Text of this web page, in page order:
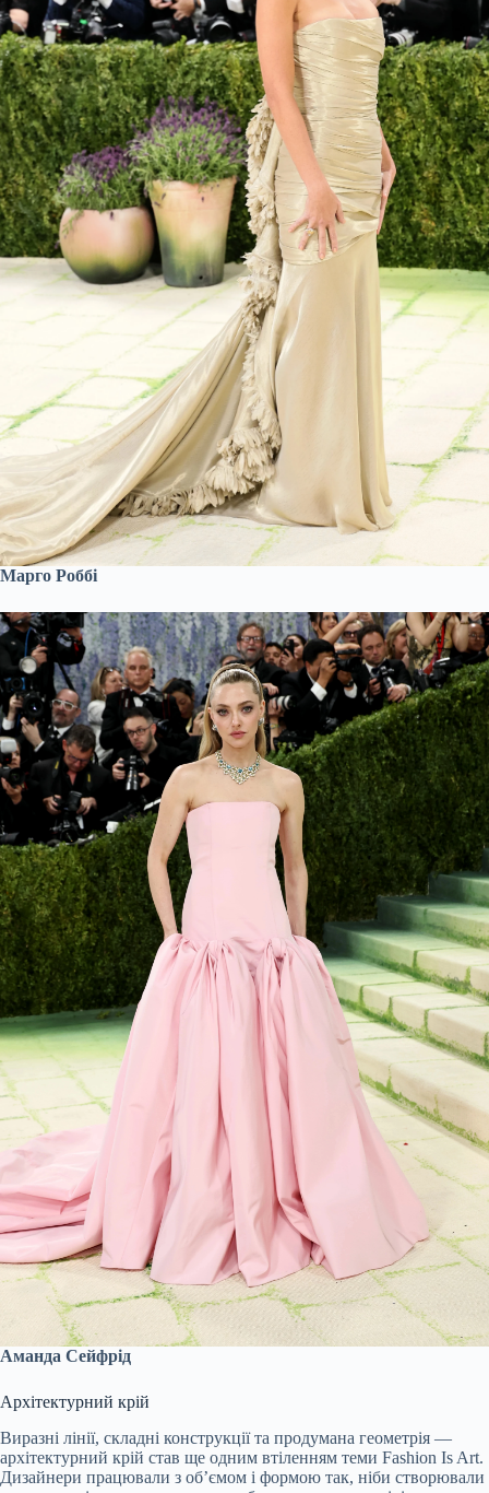
Марго Роббі
Аманда Сейфрід
Архітектурний крій
Виразні лінії, складні конструкції та продумана геометрія —
архітектурний крій став ще одним втіленням теми Fashion Is Art.
Дизайнери працювали з об’ємом і формою так, ніби створювали